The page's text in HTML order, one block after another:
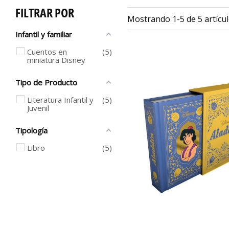
Mostrando 1-5 de 5
FILTRAR POR
Infantil y familiar
Cuentos en
miniatura Disney
5
Tipo de Producto
Literatura Infantil y
Juvenil
5
Tipología
Libro
5